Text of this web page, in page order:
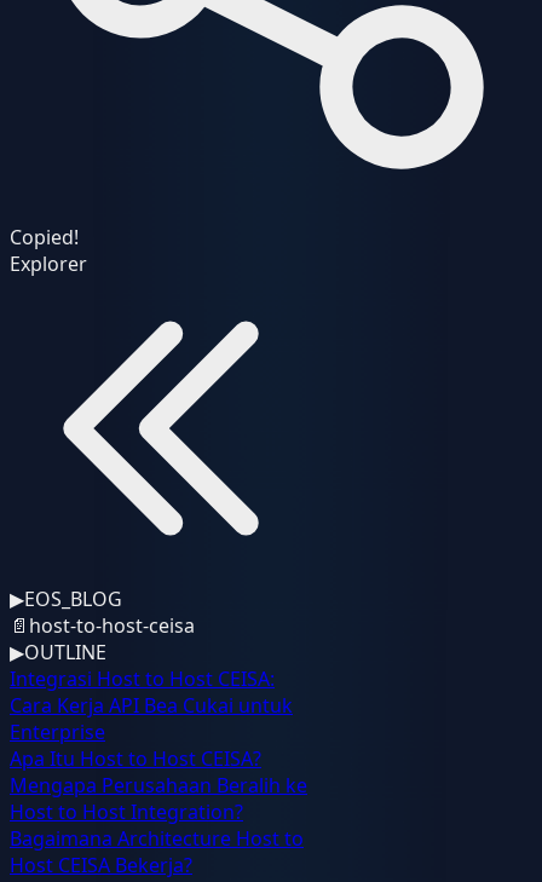
Copied!
Explorer
▶EOS_BLOG
📄 host-to-host-ceisa
▶OUTLINE
Integrasi Host to Host CEISA:
Cara Kerja API Bea Cukai untuk
Enterprise
Apa Itu Host to Host CEISA?
Mengapa Perusahaan Beralih ke
Host to Host Integration?
Bagaimana Architecture Host to
Host CEISA Bekerja?